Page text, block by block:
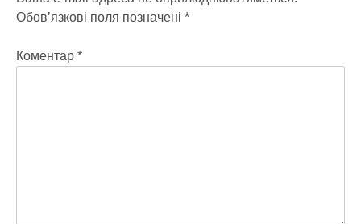
Обов’язкові поля позначені *
Коментар *